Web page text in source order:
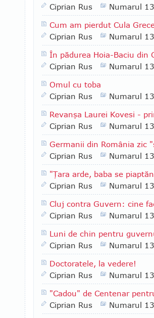
Ciprian Rus
Numarul
Cum am pierdut Cula
Ciprian Rus
Numarul
În pădurea Hoia-Baciu din
Ciprian Rus
Numarul
Omul cu toba
Ciprian Rus
Numarul
Revanşa Laurei Kovesi -
Ciprian Rus
Numarul
Germanii din România zic
Ciprian Rus
Numarul
"Ţara arde, baba se
Ciprian Rus
Numarul
Cluj contra Guvern: cine
Ciprian Rus
Numarul
Luni de chin pentru
Ciprian Rus
Numarul
Doctoratele, la vedere!
Ciprian Rus
Numarul
"Cadou" de Centenar
Ciprian Rus
Numarul